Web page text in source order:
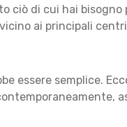
di cui hai bisogno
ai principali
essere semplice.